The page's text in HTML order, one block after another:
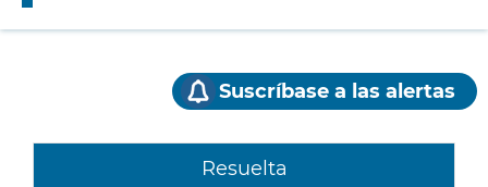
Suscríbase a las alertas
Resuelta